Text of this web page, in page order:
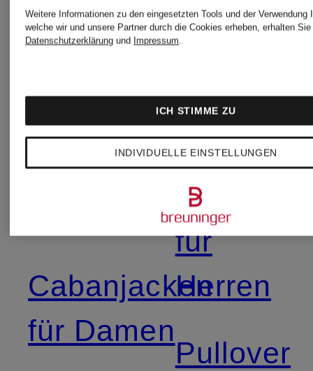
Damen
Stiefel
für
Cabanjacken
für Damen
Mäntel
Damen
Parkas
für
Herren
Pullover
Weitere Informationen zu den eingesetzten Tools und der Verwendung
welche wir und unsere Partner durch die Cookies erheben, erhalten
Datenschutzerklärung und Impressum.
INDIVIDUELLE EINSTELLUNGEN
ICH STIMME ZU